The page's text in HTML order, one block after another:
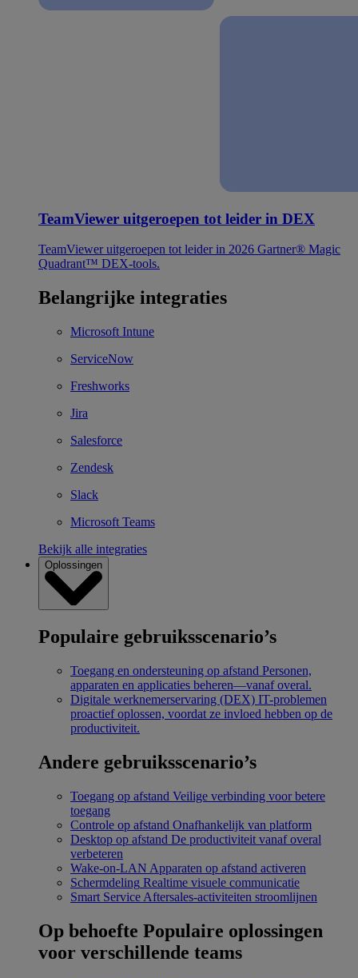
TeamViewer uitgeroepen tot leider in DEX
TeamViewer uitgeroepen tot leider in 2026 Gartner® Magic
Quadrant™ DEX-tools.
Belangrijke integraties
Microsoft Intune
ServiceNow
Freshworks
Jira
Salesforce
Zendesk
Slack
Microsoft Teams
Bekijk alle integraties
Oplossingen
Populaire gebruiksscenario’s
Toegang en ondersteuning op afstand Personen,
apparaten en applicaties beheren—vanaf overal.
Digitale werknemerservaring (DEX) IT-problemen
proactief oplossen, voordat ze invloed hebben op de
productiviteit.
Andere gebruiksscenario’s
Toegang op afstand Veilige verbinding voor betere
toegang
Controle op afstand Onafhankelijk van platform
Desktop op afstand De productiviteit vanaf overal
verbeteren
Wake-on-LAN Apparaten op afstand activeren
Schermdeling Realtime visuele communicatie
Smart Service Aftersales-activiteiten stroomlijnen
Op behoefte Populaire oplossingen
voor verschillende teams